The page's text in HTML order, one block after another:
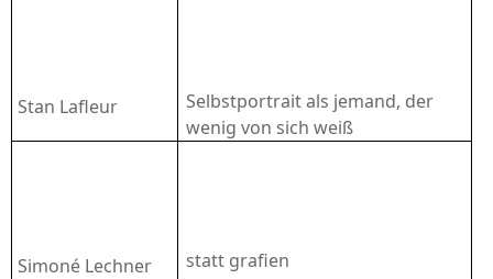
Stan Lafleur
Selbstportrait als jemand, der
wenig von sich weiß
Simoné Lechner statt grafien